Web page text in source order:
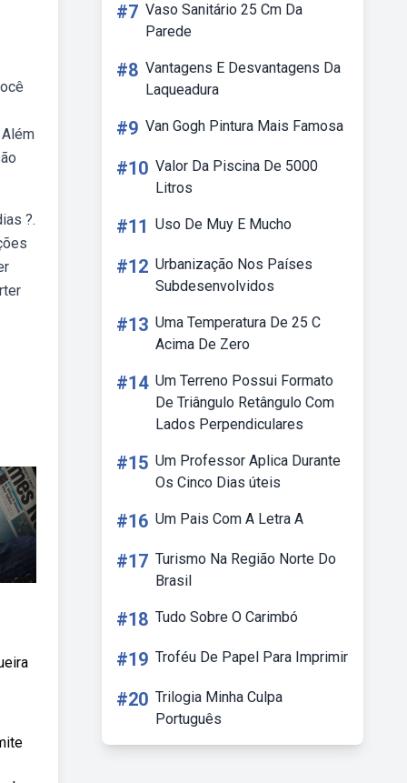
?.
#7 Vaso Sanitário 25 Cm Da
Parede
#8 Vantagens E Desvantagens Da
Laqueadura
#9 Van Gogh Pintura Mais Famosa
#10 Valor Da Piscina De 5000
Litros
#11 Uso De Muy E Mucho
#12 Urbanização Nos Países
Subdesenvolvidos
#13 Uma Temperatura De 25 C
Acima De Zero
#14 Um Terreno Possui Formato
De Triângulo Retângulo Com
Lados Perpendiculares
#15 Um Professor Aplica Durante
Os Cinco Dias úteis
#16 Um Pais Com A Letra A
#17 Turismo Na Região Norte Do
Brasil
#18 Tudo Sobre O Carimbó
#19 Troféu De Papel Para Imprimir
#20 Trilogia Minha Culpa
Português